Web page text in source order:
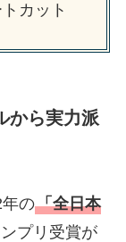
カット
から実力派
の「全日本
プリ受賞が